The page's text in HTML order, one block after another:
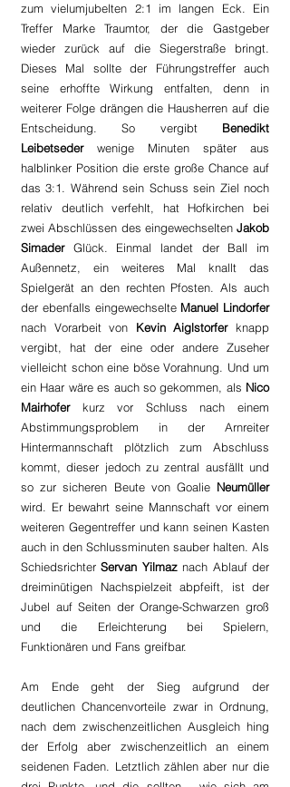
zum vielumjubelten 2:1 im langen Eck. Ein
Treffer Marke Traumtor, der die Gastgeber
wieder zurück auf die Siegerstraße bringt.
Dieses Mal sollte der Führungstreffer auch
seine erhoffte Wirkung entfalten, denn in
weiterer Folge drängen die Hausherren auf die
Entscheidung. So vergibt Benedikt
Leibetseder wenige Minuten später aus
halblinker Position die erste große Chance auf
das 3:1. Während sein Schuss sein Ziel noch
relativ deutlich verfehlt, hat Hofkirchen bei
zwei Abschlüssen des eingewechselten Jakob
Simader Glück. Einmal landet der Ball im
Außennetz, ein weiteres Mal knallt das
Spielgerät an den rechten Pfosten. Als auch
der ebenfalls eingewechselte
Manuel Lindorfer
nach Vorarbeit von Kevin Aiglstorfer knapp
vergibt, hat der eine oder andere Zuseher
vielleicht schon eine böse Vorahnung. Und um
ein Haar wäre es auch so gekommen, als Nico
Mairhofer kurz vor Schluss nach einem
Abstimmungsproblem in der Arnreiter
Hintermannschaft plötzlich zum Abschluss
kommt, dieser jedoch zu zentral ausfällt und
so zur sicheren Beute von Goalie
Neumüller
wird. Er bewahrt seine Mannschaft vor einem
weiteren Gegentreffer und kann seinen Kasten
auch in den Schlussminuten sauber halten. Als
Schiedsrichter Servan Yilmaz nach Ablauf der
dreiminütigen Nachspielzeit abpfeift, ist der
Jubel auf Seiten der Orange-Schwarzen groß
und die Erleichterung bei Spielern,
Funktionären und Fans greifbar.
Am Ende geht der Sieg aufgrund der
deutlichen Chancenvorteile zwar in Ordnung,
nach dem zwischenzeitlichen Ausgleich hing
der Erfolg aber zwischenzeitlich an einem
seidenen Faden. Letztlich zählen aber nur die